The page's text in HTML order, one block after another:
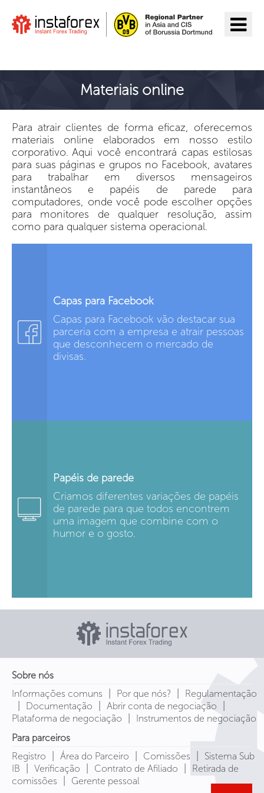
Materiais online
Para atrair clientes de forma eficaz, oferecemos
materiais online elaborados em nosso estilo
corporativo. Aqui você encontrará capas estilosas
para suas páginas e grupos no Facebook, avatares
para trabalhar em diversos mensageiros
instantâneos e papéis de parede para
computadores, onde você pode escolher opções
para monitores de qualquer resolução, assim
como para qualquer sistema operacional.
Capas para Facebook
Capas para Facebook vão destacar sua
parceria com a empresa e atrair pessoas
que desconhecem o mercado de
divisas.
Papéis de parede
Criamos diferentes variações de papéis
de parede para que todos encontrem
uma imagem que combine com o
humor e o gosto.
Sobre nós
Informações comuns
| Por que nós? | Regulamentação
| Documentação | Abrir conta de negociação |
Plataforma de negociação |
Instrumentos de negociação
Para parceiros
Registro
| Área do Parceiro | Comissões |
Sistema Sub
IB
| Verificação | Contrato de Afiliado |
Retirada de
comissões
| Gerente pessoal